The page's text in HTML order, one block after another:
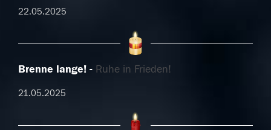
22.05.2025
Brenne lange! Ruhe in Frieden!
21.05.2025